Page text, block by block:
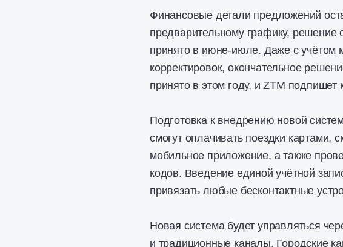
Финансовые детали предложений
предварительному графику,
принято в июне-июле. Даже с учётом
корректировок, окончательное
принято в этом году, и ZTM подпишет
Подготовка к внедрению новой
смогут оплачивать поездки
мобильное приложение, а также
кодов. Введение единой учётной
привязать любые бесконтактные
Новая система будет управляться
и традиционные каналы. Городские